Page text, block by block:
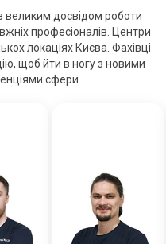
великим досвідом роботи
професіоналів. Центри
локаціях Києва. Фахівці
щоб йти в ногу з новими
сфери.